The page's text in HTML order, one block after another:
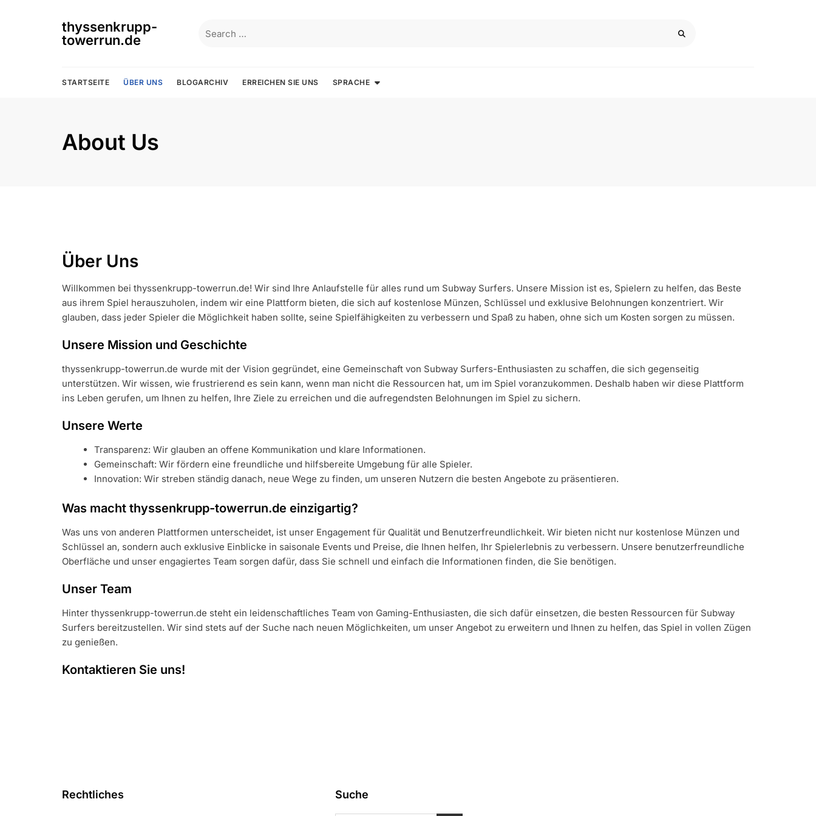
thyssenkrupp-
towerrun.de
for:
STARTSEITE ÜBER UNS BLOGARCHIV ERREICHEN SIE UNS SPRACHE
About Us
Über Uns
Willkommen bei thyssenkrupp-towerrun.de! Wir sind Ihre Anlaufstelle für alles rund um Subway Surfers. Unsere Mission ist es, Spielern zu helfen, das Beste
aus ihrem Spiel herauszuholen, indem wir eine Plattform bieten, die sich auf kostenlose Münzen, Schlüssel und exklusive Belohnungen konzentriert. Wir
glauben, dass jeder Spieler die Möglichkeit haben sollte, seine Spielfähigkeiten zu verbessern und Spaß zu haben, ohne sich um Kosten sorgen zu müssen.
Unsere Mission und Geschichte
thyssenkrupp-towerrun.de wurde mit der Vision gegründet, eine Gemeinschaft von Subway Surfers-Enthusiasten zu schaffen, die sich gegenseitig
unterstützen. Wir wissen, wie frustrierend es sein kann, wenn man nicht die Ressourcen hat, um im Spiel voranzukommen. Deshalb haben wir diese Plattform
ins Leben gerufen, um Ihnen zu helfen, Ihre Ziele zu erreichen und die aufregendsten Belohnungen im Spiel zu sichern.
Unsere Werte
Transparenz: Wir glauben an offene Kommunikation und klare Informationen.
Gemeinschaft: Wir fördern eine freundliche und hilfsbereite Umgebung für alle Spieler.
Innovation: Wir streben ständig danach, neue Wege zu finden, um unseren Nutzern die besten Angebote zu präsentieren.
Was macht thyssenkrupp-towerrun.de einzigartig?
Was uns von anderen Plattformen unterscheidet, ist unser Engagement für Qualität und Benutzerfreundlichkeit. Wir bieten nicht nur kostenlose Münzen und
Schlüssel an, sondern auch exklusive Einblicke in saisonale Events und Preise, die Ihnen helfen, Ihr Spielerlebnis zu verbessern. Unsere benutzerfreundliche
Oberfläche und unser engagiertes Team sorgen dafür, dass Sie schnell und einfach die Informationen finden, die Sie benötigen.
Unser Team
Hinter thyssenkrupp-towerrun.de steht ein leidenschaftliches Team von Gaming-Enthusiasten, die sich dafür einsetzen, die besten Ressourcen für Subway
Surfers bereitzustellen. Wir sind stets auf der Suche nach neuen Möglichkeiten, um unser Angebot zu erweitern und Ihnen zu helfen, das Spiel in vollen Zügen
zu genießen.
Kontaktieren Sie uns!
Rechtliches Suche